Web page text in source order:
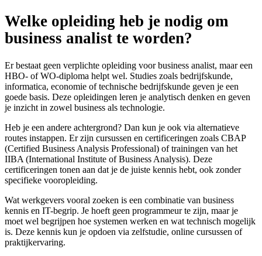
Welke opleiding heb je nodig om
business analist te worden?
Er bestaat geen verplichte opleiding voor business analist, maar een
HBO- of WO-diploma helpt wel. Studies zoals bedrijfskunde,
informatica, economie of technische bedrijfskunde geven je een
goede basis. Deze opleidingen leren je analytisch denken en geven
je inzicht in zowel business als technologie.
Heb je een andere achtergrond? Dan kun je ook via alternatieve
routes instappen. Er zijn cursussen en certificeringen zoals CBAP
(Certified Business Analysis Professional) of trainingen van het
IIBA (International Institute of Business Analysis). Deze
certificeringen tonen aan dat je de juiste kennis hebt, ook zonder
specifieke vooropleiding.
Wat werkgevers vooral zoeken is een combinatie van business
kennis en IT-begrip. Je hoeft geen programmeur te zijn, maar je
moet wel begrijpen hoe systemen werken en wat technisch mogelijk
is. Deze kennis kun je opdoen via zelfstudie, online cursussen of
praktijkervaring.